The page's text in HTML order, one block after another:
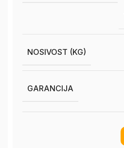
NOSIVOST (KG)
GARANCIJA